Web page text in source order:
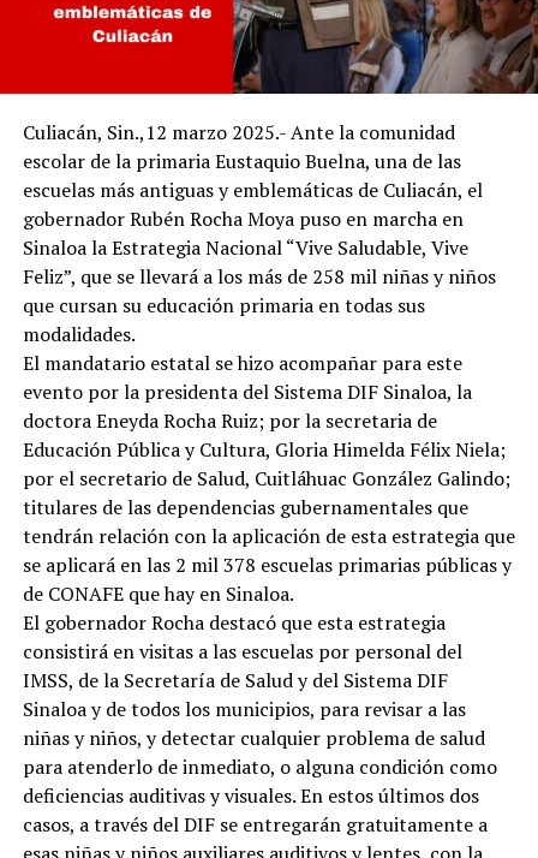
Culiacán, Sin.,12 marzo 2025.- Ante la comunidad
escolar de la primaria Eustaquio Buelna, una de las
escuelas más antiguas y emblemáticas de Culiacán, el
gobernador Rubén Rocha Moya puso en marcha en
Sinaloa la Estrategia Nacional “Vive Saludable, Vive
Feliz”, que se llevará a los más de 258 mil niñas y niños
que cursan su educación primaria en todas sus
modalidades.
El mandatario estatal se hizo acompañar para este
evento por la presidenta del Sistema DIF Sinaloa, la
doctora Eneyda Rocha Ruiz; por la secretaria de
Educación Pública y Cultura, Gloria Himelda Félix Niela;
por el secretario de Salud, Cuitláhuac González Galindo;
titulares de las dependencias gubernamentales que
tendrán relación con la aplicación de esta estrategia que
se aplicará en las 2 mil 378 escuelas primarias públicas y
de CONAFE que hay en Sinaloa.
El gobernador Rocha destacó que esta estrategia
consistirá en visitas a las escuelas por personal del
IMSS, de la Secretaría de Salud y del Sistema DIF
Sinaloa y de todos los municipios, para revisar a las
niñas y niños, y detectar cualquier problema de salud
para atenderlo de inmediato, o alguna condición como
deficiencias auditivas y visuales. En estos últimos dos
casos, a través del DIF se entregarán gratuitamente a